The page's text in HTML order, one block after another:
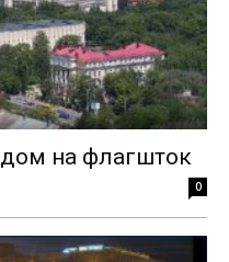
на флагшток
0